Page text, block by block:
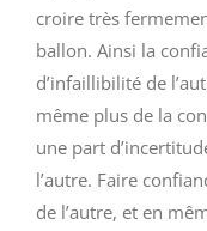
croire très
ballon. Ainsi la
d’infaillibilité de
même plus de la
une part
l’autre. Faire
de l’autre, et en